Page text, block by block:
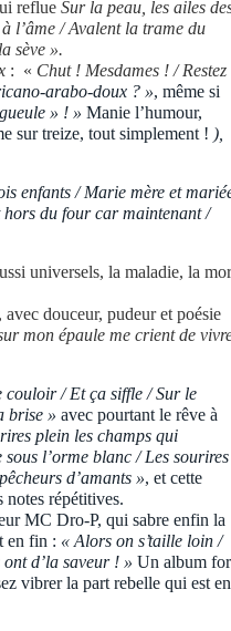
reflue Sur la peau, les ailes
l’âme / Avalent la trame du
sève ».
: « Chut ! Mesdames ! / Restez
arabo-doux ? », même si
» ! » Manie l’humour,
sur treize, tout simplement ! ),
enfants / Marie mère et
hors du four car maintenant /
universels, la maladie, la
douceur, pudeur et poésie
mon épaule me crient de
couloir / Et ça siffle / Sur le
brise » avec pourtant le rêve à
plein les champs qui
l’orme blanc / Les sourires
d’amants », et cette
notes répétitives.
MC Dro-P, qui sabre enfin la
en fin : « Alors on s’taille loin /
d’la saveur ! » Un album
vibrer la part rebelle qui est en